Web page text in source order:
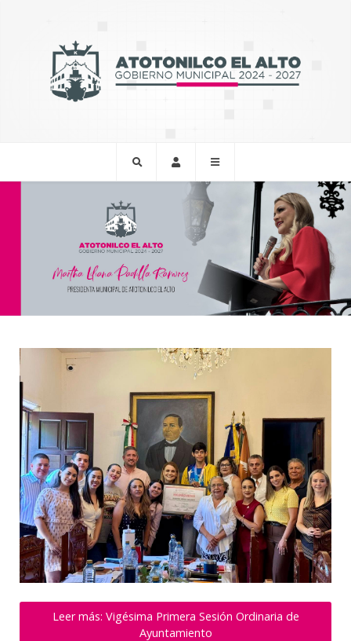
Leer más: Vigésima Primera Sesión Ordinaria de
Ayuntamiento